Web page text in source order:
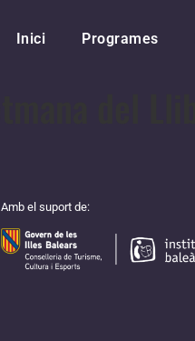
Inici Programes
Amb el suport de: